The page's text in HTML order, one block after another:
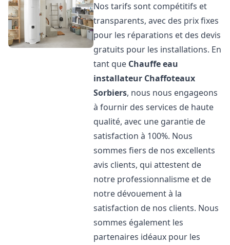
Nos tarifs sont compétitifs et
transparents, avec des prix fixes
pour les réparations et des devis
gratuits pour les installations. En
tant que Chauffe eau
installateur Chaffoteaux
Sorbiers, nous nous engageons
à fournir des services de haute
qualité, avec une garantie de
satisfaction à 100%. Nous
sommes fiers de nos excellents
avis clients, qui attestent de
notre professionnalisme et de
notre dévouement à la
satisfaction de nos clients. Nous
sommes également les
partenaires idéaux pour les